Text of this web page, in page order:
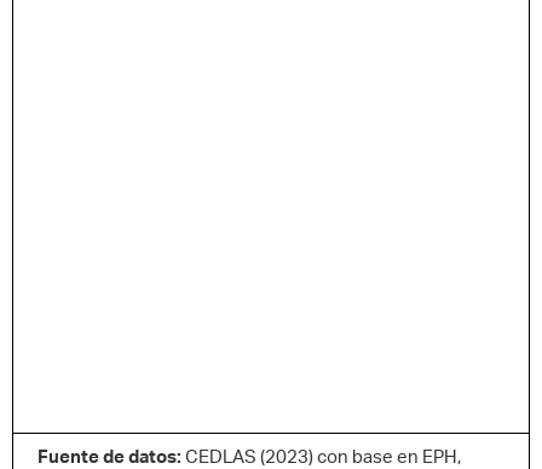
Fuente de datos: CEDLAS (2023) con base en EPH,